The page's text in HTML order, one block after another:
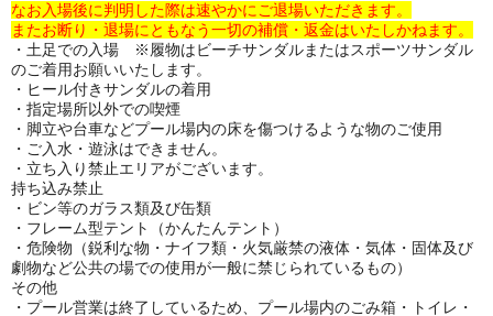
なお入場後に判明した際は速やかにご退場いただきます。
またお断り・退場にともなう一切の補償・返金はいたしかねます。
・土足での入場 ※履物はビーチサンダルまたはスポーツサンダル
のご着用お願いいたします。
・ヒール付きサンダルの着用
・指定場所以外での喫煙
・脚立や台車などプール場内の床を傷つけるような物のご使用
・ご入水・遊泳はできません。
・立ち入り禁止エリアがございます。
持ち込み禁止
・ビン等のガラス類及び缶類
・フレーム型テント（かんたんテント）
・危険物（鋭利な物・ナイフ類・火気厳禁の液体・気体・固体及び
劇物など公共の場での使用が一般に禁じられているもの）
その他
・プール営業は終了しているため、プール場内のごみ箱・トイレ・